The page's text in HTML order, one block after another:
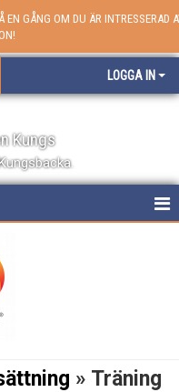
EN GÅNG OM DU ÄR INTRESSERAD
LOGGA IN
Kungs
» Träning